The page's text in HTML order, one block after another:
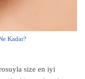
Kadar?
size en iyi